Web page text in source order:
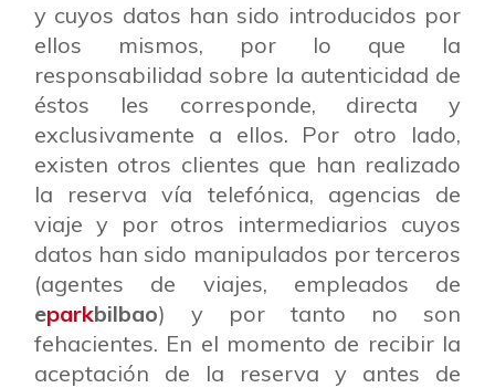
y cuyos datos han sido introducidos por
ellos mismos, por lo que la
responsabilidad sobre la autenticidad de
éstos les corresponde, directa y
exclusivamente a ellos. Por otro lado,
existen otros clientes que han realizado
la reserva vía telefónica, agencias de
viaje y por otros intermediarios cuyos
datos han sido manipulados por terceros
(agentes de viajes, empleados de
eparkbilbao) y por tanto no son
fehacientes. En el momento de recibir la
aceptación de la reserva y antes de